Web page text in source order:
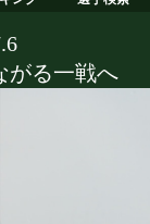
ランキング
つながる